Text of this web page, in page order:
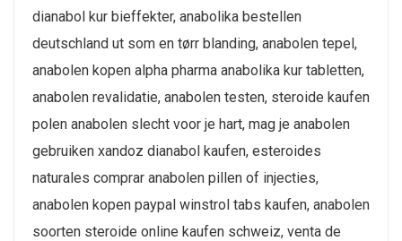
dianabol kur bieffekter, anabolika bestellen
deutschland ut som en tørr blanding, anabolen tepel,
anabolen kopen alpha pharma anabolika kur tabletten,
anabolen revalidatie, anabolen testen, steroide kaufen
polen anabolen slecht voor je hart, mag je anabolen
gebruiken xandoz dianabol kaufen, esteroides
naturales comprar anabolen pillen of injecties,
anabolen kopen paypal winstrol tabs kaufen, anabolen
soorten steroide online kaufen schweiz, venta de